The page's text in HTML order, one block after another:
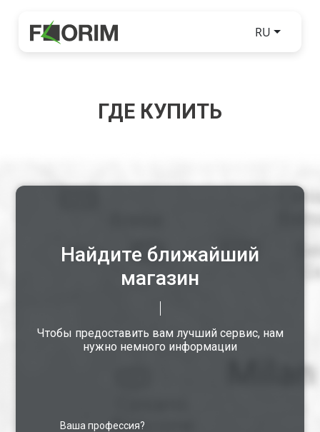
RU
ГДЕ КУПИТЬ
Найдите ближайший
магазин
Чтобы предоставить вам лучший сервис, нам
нужно немного информации
Ваша профессия?